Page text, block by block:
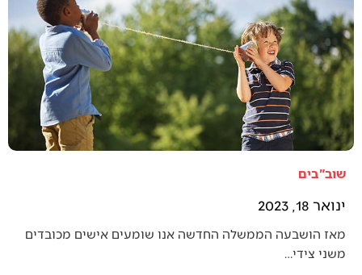
שוב"בים
ינואר 18, 2023
מאז הושבעה הממשלה החדשה אנו שומעים אישים מכובדים
משני צידי…